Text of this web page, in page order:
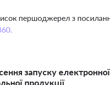
першоджерел з
запуску
продукції